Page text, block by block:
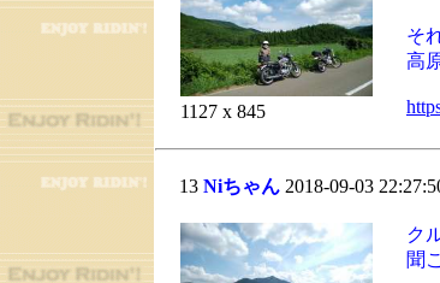
1127 x 845
そ
高
13 Niちゃん 2018-09-03
ク
聞